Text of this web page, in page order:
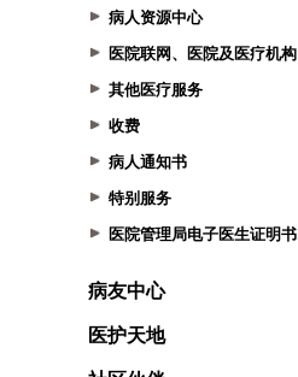
病人资源中心
医院联网、医院及医疗机构
其他医疗服务
收费
病人通知书
特别服务
医院管理局电子医生证明书
病友中心
医护天地